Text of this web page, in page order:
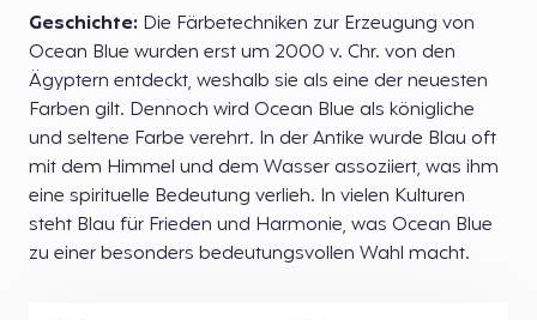
Geschichte: Die Färbetechniken zur Erzeugung von
Ocean Blue wurden erst um 2000 v. Chr. von den
Ägyptern entdeckt, weshalb sie als eine der neuesten
Farben gilt. Dennoch wird Ocean Blue als königliche
und seltene Farbe verehrt. In der Antike wurde Blau oft
mit dem Himmel und dem Wasser assoziiert, was ihm
eine spirituelle Bedeutung verlieh. In vielen Kulturen
steht Blau für Frieden und Harmonie, was Ocean Blue
zu einer besonders bedeutungsvollen Wahl macht.